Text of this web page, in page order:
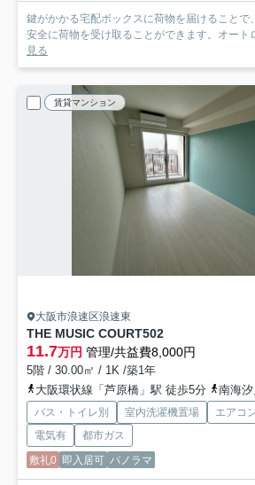
鍵がかかる宅配ボックスに荷物を届けることで
安全に荷物を受け取ることができます。オート
見る
賃貸マンション
大阪市浪速区浪速東
THE MUSIC COURT502
11.7万円 管理/共益費8,000円
5階 / 30.00㎡ / 1K /築1年
大阪環状線「芦原橋」駅 徒歩5分
南海汐
バス・トイレ別 室内洗濯機置場 エアコ
電気有
都市ガス
敷礼0 即入居可 パノラマ